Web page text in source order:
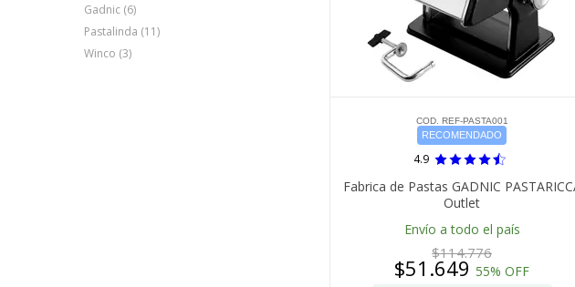
Gadnic (6)
Pastalinda (11)
Winco (3)
COD. REF-PASTA001
RECOMENDADO
4.9
Fabrica de Pastas GADNIC
Outlet
Envío a todo el país
$114.776
$51.649 55% OFF